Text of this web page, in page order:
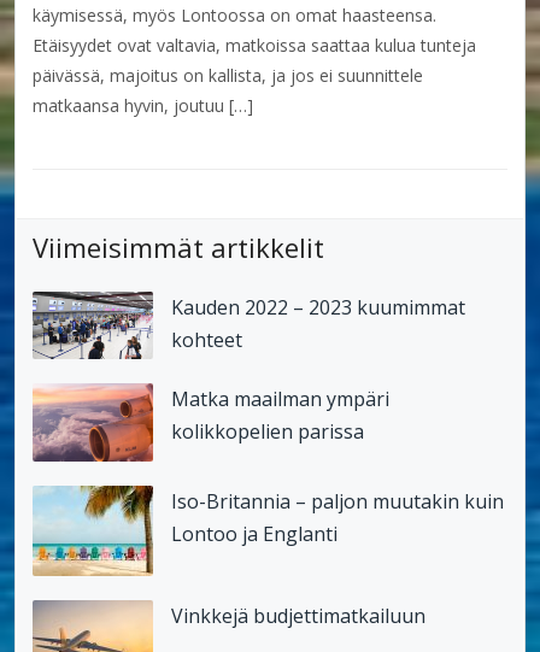
käymisessä, myös Lontoossa on omat haasteensa.
Etäisyydet ovat valtavia, matkoissa saattaa kulua tunteja
päivässä, majoitus on kallista, ja jos ei suunnittele
matkaansa hyvin, joutuu […]
Viimeisimmät artikkelit
Kauden 2022 – 2023 kuumimmat
kohteet
Matka maailman ympäri
kolikkopelien parissa
Iso-Britannia – paljon muutakin kuin
Lontoo ja Englanti
Vinkkejä budjettimatkailuun